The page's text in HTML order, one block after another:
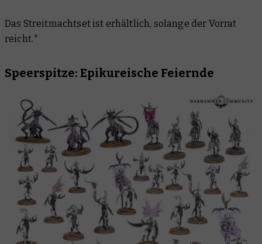
Das Streitmachtset ist erhältlich, solange der Vorrat
reicht.*
Speerspitze: Epikureische Feiernde